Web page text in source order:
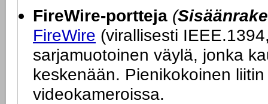
FireWire-portteja (
FireWire (virallisesti
sarjamuotoinen väylä, jonka
keskenään. Pienikokoinen
videokameroissa.